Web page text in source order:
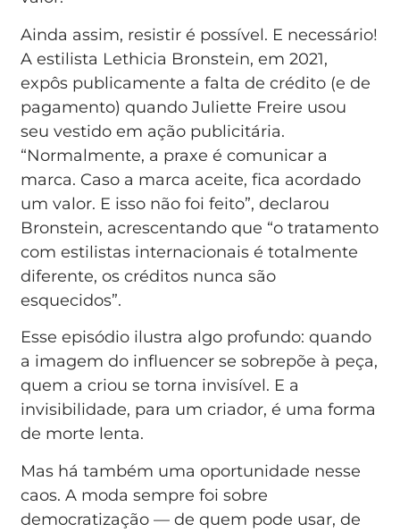
Ainda assim, resistir é possível. E necessário!
A estilista Lethicia Bronstein, em 2021,
expôs publicamente a falta de crédito (e de
pagamento) quando Juliette Freire usou
seu vestido em ação publicitária.
“Normalmente, a praxe é comunicar a
marca. Caso a marca aceite, fica acordado
um valor. E isso não foi feito”, declarou
Bronstein, acrescentando que “o tratamento
com estilistas internacionais é totalmente
diferente, os créditos nunca são
esquecidos”.
Esse episódio ilustra algo profundo: quando
a imagem do influencer se sobrepõe à peça,
quem a criou se torna invisível. E a
invisibilidade, para um criador, é uma forma
de morte lenta.
Mas há também uma oportunidade nesse
caos. A moda sempre foi sobre
democratização — de quem pode usar, de